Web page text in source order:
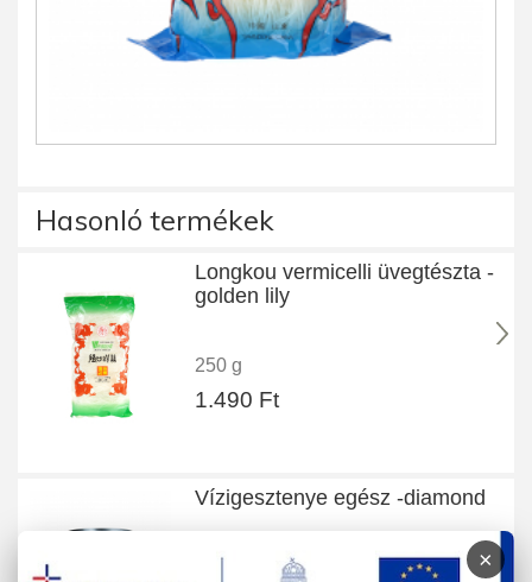
Hasonló termékek
Longkou vermicelli üvegtészta -
golden lily
250 g
1.490 Ft
Vízigesztenye egész -diamond
×